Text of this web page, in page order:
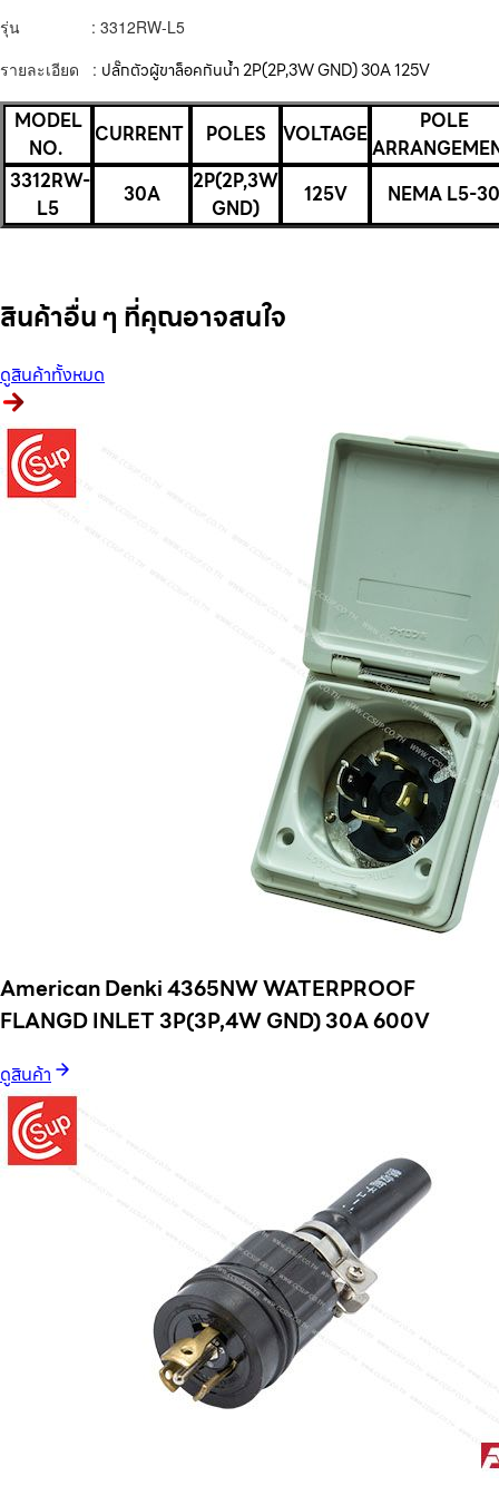
รุ่น : 3312RW-L5
รายละเอียด : ปลั๊กตัวผู้ขาล็อคกันน้ำ2P(2P,3W GND) 30A 125V
MODEL
NO.
CURRENT POLES VOLTAGE
POLE
3312RW-
L5
30A
2P(2P,3W
GND)
125V NEMA L5-30
สินค้าอื่น ๆ ที่คุณอาจสนใจ
ดูสินค้าทั้งหมด
American Denki 4365NW WATERPROOF
FLANGD INLET 3P(3P,4W GND) 30A 600V
ดูสินค้า